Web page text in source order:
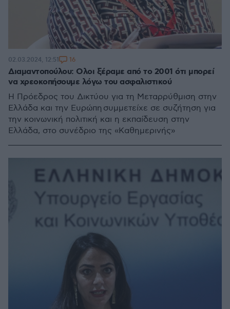
Διαμαντοπούλου: Ολοι ξέραμε από το 2001 ότι μπορεί
να χρεοκοπήσουμε λόγω του ασφαλιστικού
Η Πρόεδρος του Δικτύου για τη Μεταρρύθμιση στην
Ελλάδα και την Ευρώπη συμμετείχε σε συζήτηση για
την κοινωνική πολιτική και η εκπαίδευση στην
Ελλάδα, στο συνέδριο της «Καθημερινής»
02.03.2024, 12:51 16